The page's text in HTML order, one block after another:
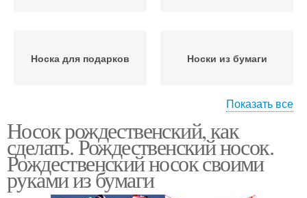
Носка для подарков Носки из бумаги
Носки для подарков Носки на рождество
Показать все
Носок рождественский, как
сделать. Рождественский носок.
Рождественский носок своими
руками из бумаги